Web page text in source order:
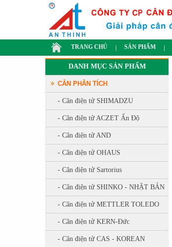
TRANG CHỦ SẢN PHẨM
DANH MỤC SẢN PHẨM
CÂN PHÂN TÍCH
- Cân điện tử SHIMADZU
- Cân điện tử ACZET Ấn Độ
- Cân điện tử AND
- Cân điện tử OHAUS
- Cân điện tử Sartorius
- Cân điện tử SHINKO - NHẬT BẢN
- Cân điện tử METTLER TOLEDO
- Cân điện tử KERN-Đức
- Cân điện tử CAS - KOREAN